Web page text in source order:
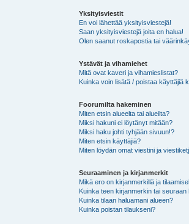
Yksityisviestit
En voi lähettää yksityisviestejä!
Saan yksityisviestejä joita en halua!
Olen saanut roskapostia tai
Ystävät ja vihamiehet
Mitä ovat kaveri ja vihamieslistat?
Kuinka voin lisätä / poistaa käyttäjiä
Foorumilta hakeminen
Miten etsin alueelta tai alueilta?
Miksi hakuni ei löytänyt mitään?
Miksi haku johti tyhjään sivuun!?
Miten etsin käyttäjiä?
Miten löydän omat viestini ja
Seuraaminen ja kirjanmerkit
Mikä ero on kirjanmerkillä ja
Kuinka teen kirjanmerkin tai seuraan
Kuinka tilaan haluamani alueen?
Kuinka poistan tilaukseni?